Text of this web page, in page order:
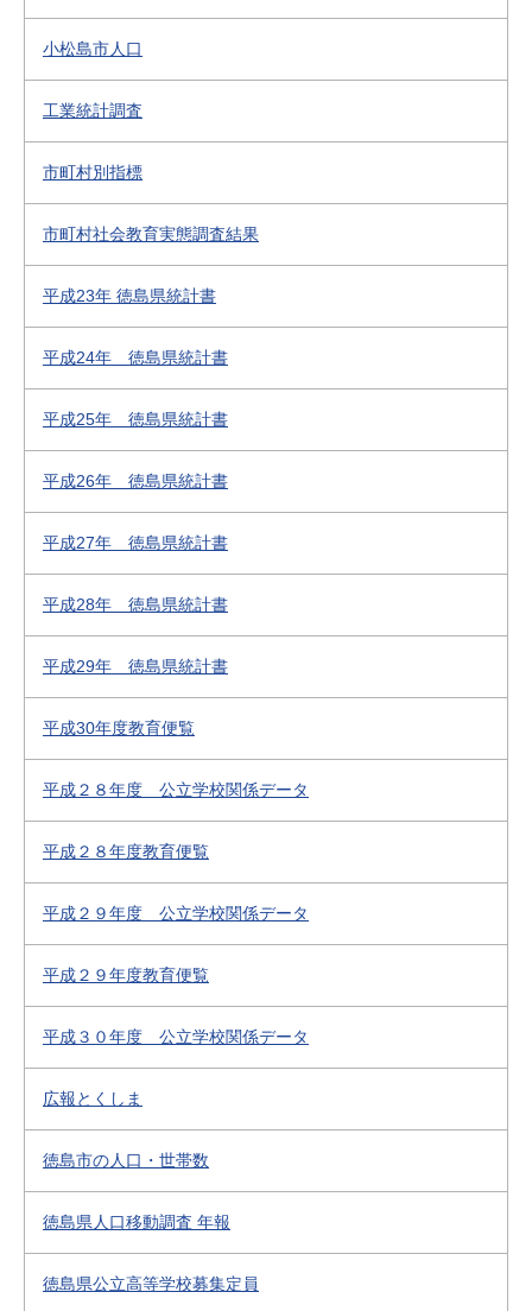
小松島市人口
工業統計調査
市町村別指標
市町村社会教育実態調査結果
平成23年 徳島県統計書
平成24年 徳島県統計書
平成25年 徳島県統計書
平成26年 徳島県統計書
平成27年 徳島県統計書
平成28年 徳島県統計書
平成29年 徳島県統計書
平成30年度教育便覧
平成２８年度 公立学校関係データ
平成２８年度教育便覧
平成２９年度 公立学校関係データ
平成２９年度教育便覧
平成３０年度 公立学校関係データ
広報とくしま
徳島市の人口・世帯数
徳島県人口移動調査 年報
徳島県公立高等学校募集定員